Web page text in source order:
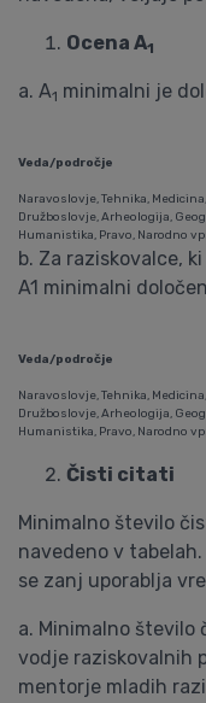
Ocena A1
a. A1 minimalni je
Veda/področje
Naravoslovje, Tehnika,
Družboslovje, Arheologija,
Humanistika, Pravo, Narodno
b. Za raziskovalce,
A1 minimalni
Veda/področje
Naravoslovje, Tehnika,
Družboslovje, Arheologija,
Humanistika, Pravo, Narodno
Čisti citati
Minimalno število
navedeno v
se zanj uporablja
a. Minimalno število
vodje raziskovalnih
mentorje mladih